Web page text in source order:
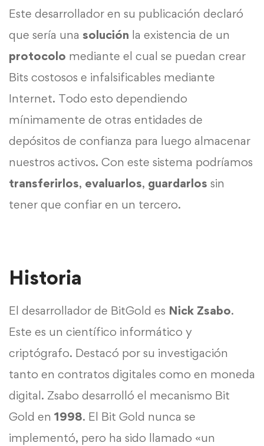
Este desarrollador en su publicación declaró
que sería una solución la existencia de un
protocolo mediante el cual se puedan crear
Bits costosos e infalsificables mediante
Internet. Todo esto dependiendo
mínimamente de otras entidades de
depósitos de confianza para luego almacenar
nuestros activos. Con este sistema podríamos
transferirlos, evaluarlos, guardarlos sin
tener que confiar en un tercero.
Historia
El desarrollador de BitGold es Nick Zsabo.
Este es un científico informático y
criptógrafo. Destacó por su investigación
tanto en contratos digitales como en moneda
digital. Zsabo desarrolló el mecanismo Bit
Gold en 1998. El Bit Gold nunca se
implementó, pero ha sido llamado «un